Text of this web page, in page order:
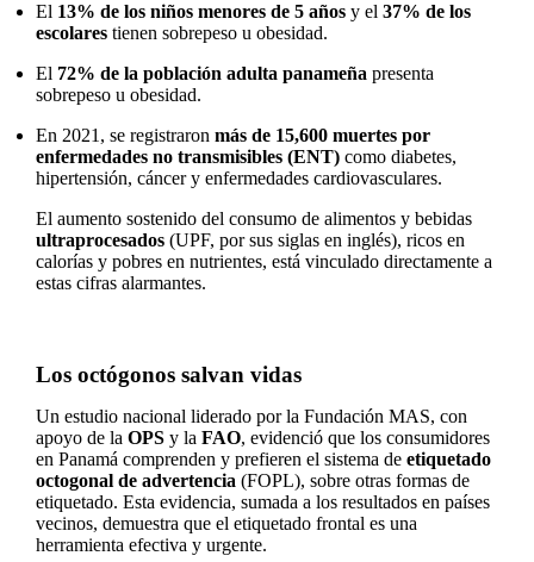
El 13% de los niños menores de 5 años y el 37% de los
escolares tienen sobrepeso u obesidad.
El 72% de la población adulta panameña presenta
sobrepeso u obesidad.
En 2021, se registraron más de 15,600 muertes por
enfermedades no transmisibles (ENT) como diabetes,
hipertensión, cáncer y enfermedades cardiovasculares.
El aumento sostenido del consumo de alimentos y bebidas
ultraprocesados (UPF, por sus siglas en inglés), ricos en
calorías y pobres en nutrientes, está vinculado directamente a
estas cifras alarmantes.
Los octógonos salvan vidas
Un estudio nacional liderado por la Fundación MAS, con
apoyo de la OPS y la FAO, evidenció que los consumidores
en Panamá comprenden y prefieren el sistema de etiquetado
octogonal de advertencia (FOPL), sobre otras formas de
etiquetado. Esta evidencia, sumada a los resultados en países
vecinos, demuestra que el etiquetado frontal es una
herramienta efectiva y urgente.